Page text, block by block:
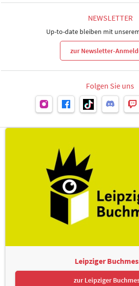
NEWSLETTER
Up-to-date bleiben mit
zur Newsletter-
Folgen Sie uns
Leipziger
zur Leipziger